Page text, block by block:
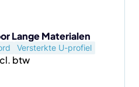
Lange Materialen
Versterkte U-profiel